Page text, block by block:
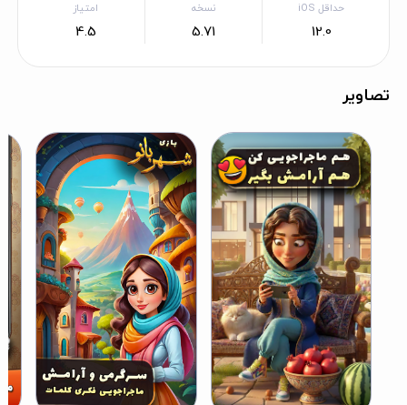
حداقل iOS
12.0
نسخه
5.71
امتیاز
4.5
تصاویر